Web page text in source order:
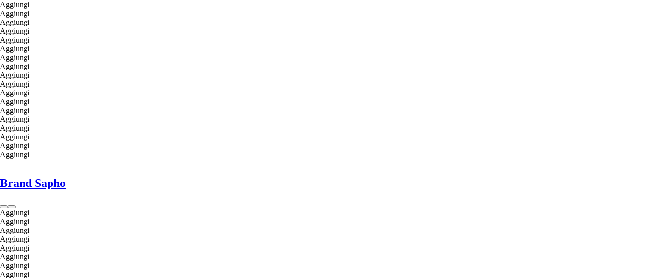
Aggiungi
Aggiungi
Aggiungi
Aggiungi
Aggiungi
Aggiungi
Aggiungi
Aggiungi
Aggiungi
Aggiungi
Aggiungi
Aggiungi
Aggiungi
Aggiungi
Aggiungi
Aggiungi
Aggiungi
Aggiungi
Brand Sapho
Aggiungi
Aggiungi
Aggiungi
Aggiungi
Aggiungi
Aggiungi
Aggiungi
Aggiungi